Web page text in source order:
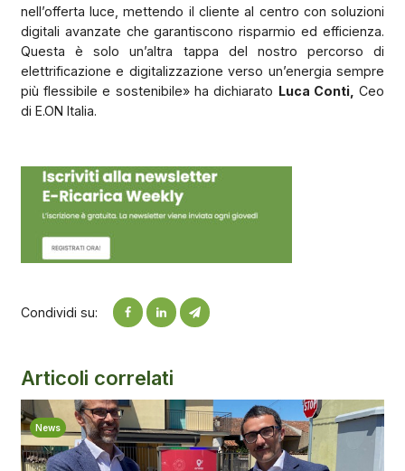
nell’offerta luce, mettendo il cliente al centro con soluzioni
digitali avanzate che garantiscono risparmio ed efficienza.
Questa è solo un’altra tappa del nostro percorso di
elettrificazione e digitalizzazione verso un’energia sempre
più flessibile e sostenibile» ha dichiarato Luca Conti, Ceo
di E.ON Italia.
Condividi su:
Articoli correlati
News